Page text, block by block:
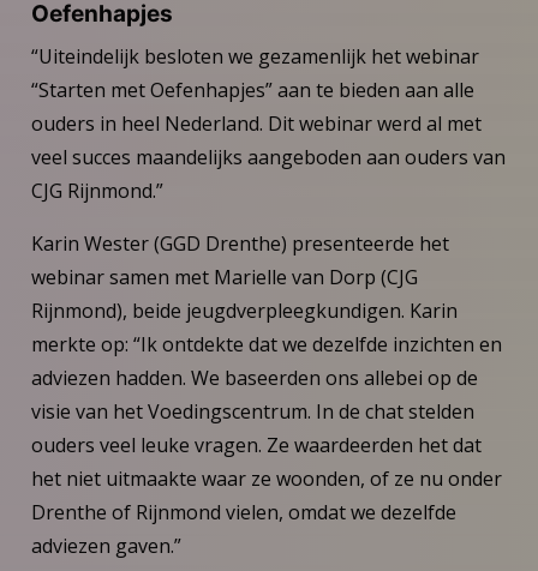
Oefenhapjes
“Uiteindelijk besloten we gezamenlijk het webinar
“Starten met Oefenhapjes” aan te bieden aan alle
ouders in heel Nederland. Dit webinar werd al met
veel succes maandelijks aangeboden aan ouders van
CJG Rijnmond.”
Karin Wester (GGD Drenthe) presenteerde het
webinar samen met Marielle van Dorp (CJG
Rijnmond), beide jeugdverpleegkundigen. Karin
merkte op: “Ik ontdekte dat we dezelfde inzichten en
adviezen hadden. We baseerden ons allebei op de
visie van het Voedingscentrum. In de chat stelden
ouders veel leuke vragen. Ze waardeerden het dat
het niet uitmaakte waar ze woonden, of ze nu onder
Drenthe of Rijnmond vielen, omdat we dezelfde
adviezen gaven.”